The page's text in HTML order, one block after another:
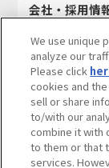
会社・採用情
採用情報
サステナビリ
お問い合わせ
ウェブサイトご利用
We use unique
analyze our
Please click
cookies and
sell or share
to/with our
combine it with
to them or that
services.